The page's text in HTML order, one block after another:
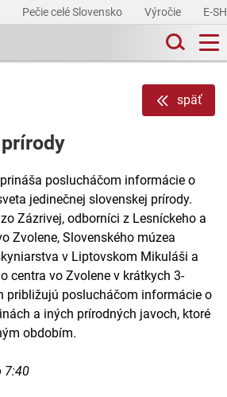
Pečie celé Slovensko Výročie E-
späť
poslucháčom informácie o
jedinečnej slovenskej prírody.
Zázrivej, odborníci z Lesníckeho a
Zvolene, Slovenského múzea
v Liptovskom Mikuláši a
centra vo Zvolene v krátkych 3-
približujú poslucháčom informácie o
a iných prírodných javoch, ktoré
obdobím.
7:40